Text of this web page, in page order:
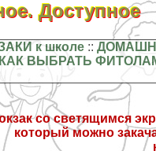
к школе::
КАК ВЫБРАТЬ
со светящимся
который можно